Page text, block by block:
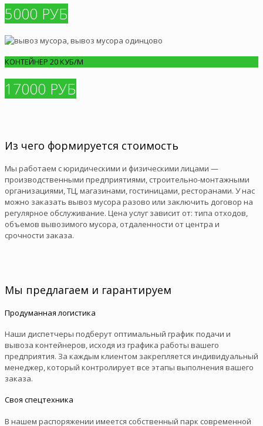
5000 РУБ
КОНТЕЙНЕР 20 КУБ/М
17000 РУБ
Из чего формируется стоимость
Мы работаем с юридическими и физическими лицами —
производственными предприятиями, строительно-монтажными
организациями, ТЦ, магазинами, гостиницами, ресторанами. У нас
можно заказать вывоз мусора разово или заключить договор на
регулярное обслуживание. Цена услуг зависит от: типа отходов,
объемов вывозимого мусора, отдаленности от центра и
срочности заказа.
Мы предлагаем и гарантируем
Продуманная логистика
Наши диспетчеры подберут оптимальный график подачи и
вывоза контейнеров, исходя из графика работы вашего
предприятия. За каждым клиентом закрепляется индивидуальный
менеджер, который контролирует все этапы выполнения вашего
заказа.
Своя спецтехника
В нашем распоряжении имеется собственный парк современной